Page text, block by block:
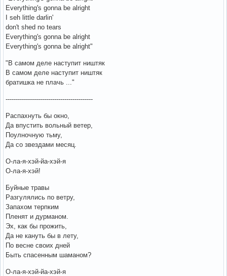
Everything's gonna be alright
I seh little darlin'
don't shed no tears
Everything's gonna be alright
Everything's gonna be alright"
"В самом деле наступит ништяк
В самом деле наступит ништяк
братишка не плачь ..."
-------------------------------------------
Распахнуть бы окно,
Да впустить вольный ветер,
Поулночную тьму,
Да со звездами месяц.
О-ла-я-хэй-йа-хэй-я
О-ла-я-хэй!
Буйные травы
Разгулялись по ветру,
Запахом терпким
Пленят и дурманом.
Эх, как бы прожить,
Да не кануть бы в лету,
По весне своих дней
Быть спасенным шаманом?
О-ла-я-хэй-йа-хэй-я